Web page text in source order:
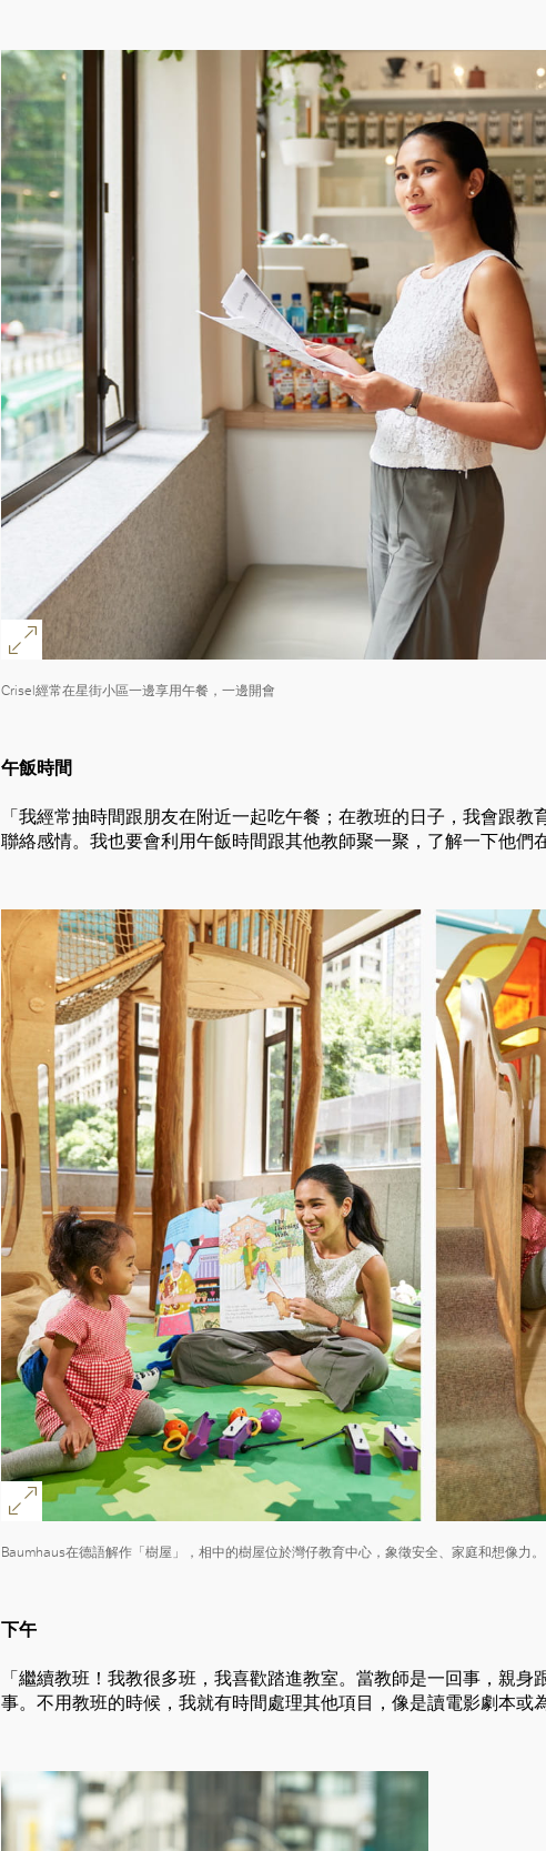
Crisel經常在星街小區一邊享用午餐，一邊開會
午飯時間
「我經常抽時間跟朋友在附近一起吃午餐；在教班的日子，我會跟
聯絡感情。我也要會利用午飯時間跟其他教師聚一聚，了解一下他們
Baumhaus在德語解作「樹屋」，相中的樹屋位於灣仔教育中心，象徵安全、家庭和想像力。
下午
「繼續教班！我教很多班，我喜歡踏進教室。當教師是一回事，親
事。不用教班的時候，我就有時間處理其他項目，像是讀電影劇本或